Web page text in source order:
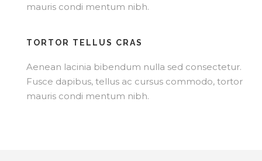
mauris condi mentum nibh.
TORTOR TELLUS CRAS
Aenean lacinia bibendum nulla sed consectetur.
Fusce dapibus, tellus ac cursus commodo, tortor
mauris condi mentum nibh.